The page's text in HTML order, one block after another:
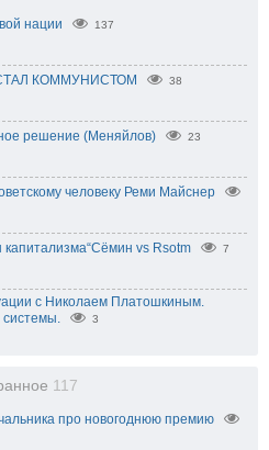
нации 137
КОММУНИСТОМ 38
решение (Меняйлов) 23
человеку Реми Майснер
капитализма“Сёмин vs Rsotm 7
с Николаем Платошкиным.
3
117
про новогоднюю премию